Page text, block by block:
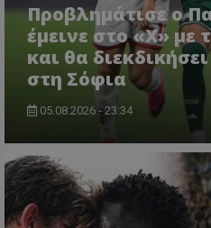
Προβλημάτισε ο
έμεινε στο «Χ» με
και θα
στη Σόφια
05.08.2026 - 23:34